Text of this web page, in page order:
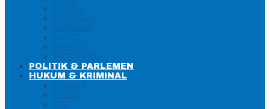
TOUNA
BANGGAI
BANGKEP
BALUT
MORUT
MOROWALI
POLITIK & PARLEMEN
HUKUM & KRIMINAL
PIDANA
POLRI
TNI